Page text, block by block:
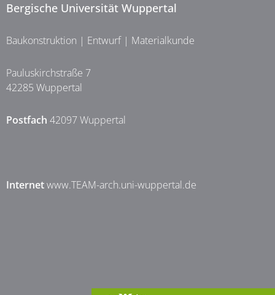
Bergische Universität Wuppertal
Baukonstruktion | Entwurf | Materialkunde
Pauluskirchstraße 7
42285 Wuppertal
Postfach 42097 Wuppertal
Internetwww.TEAM-arch.uni-wuppertal.de